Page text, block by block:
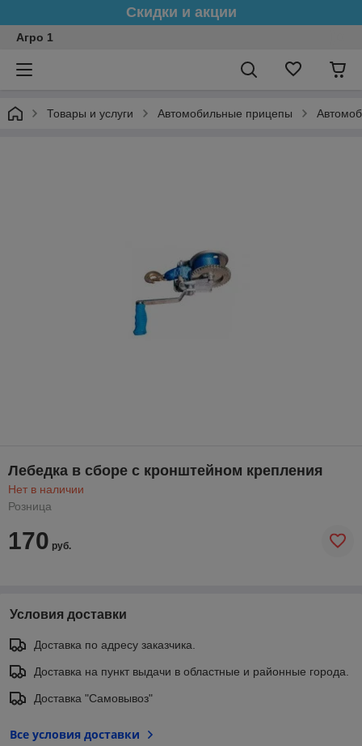
Скидки и акции
Агро 1
Товары и услуги Автомобильные прицепы
Лебедка в сборе с кронштейном крепления
Нет в наличии
Розница
170 руб.
Условия доставки
Доставка по адресу заказчика.
Доставка на пункт выдачи в областные и районные города.
Доставка "Самовывоз"
Все условия доставки